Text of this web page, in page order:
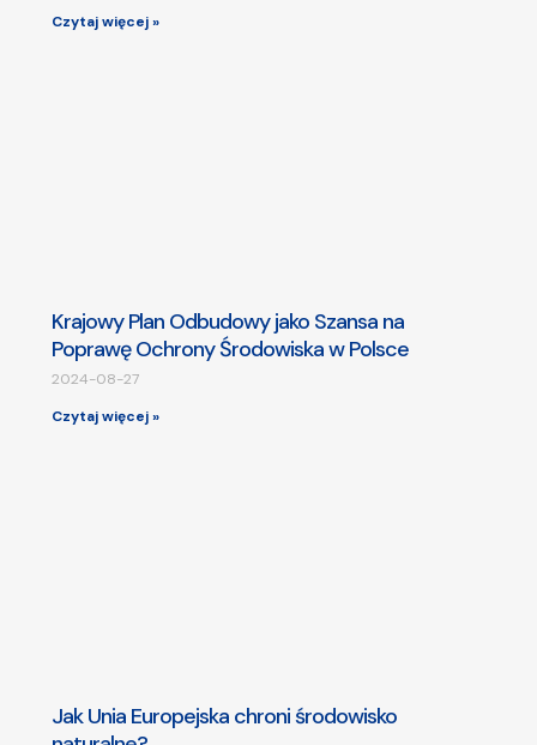
Czytaj więcej »
Krajowy Plan Odbudowy jako Szansa na
Poprawę Ochrony Środowiska w Polsce
2024-08-27
Czytaj więcej »
Jak Unia Europejska chroni środowisko